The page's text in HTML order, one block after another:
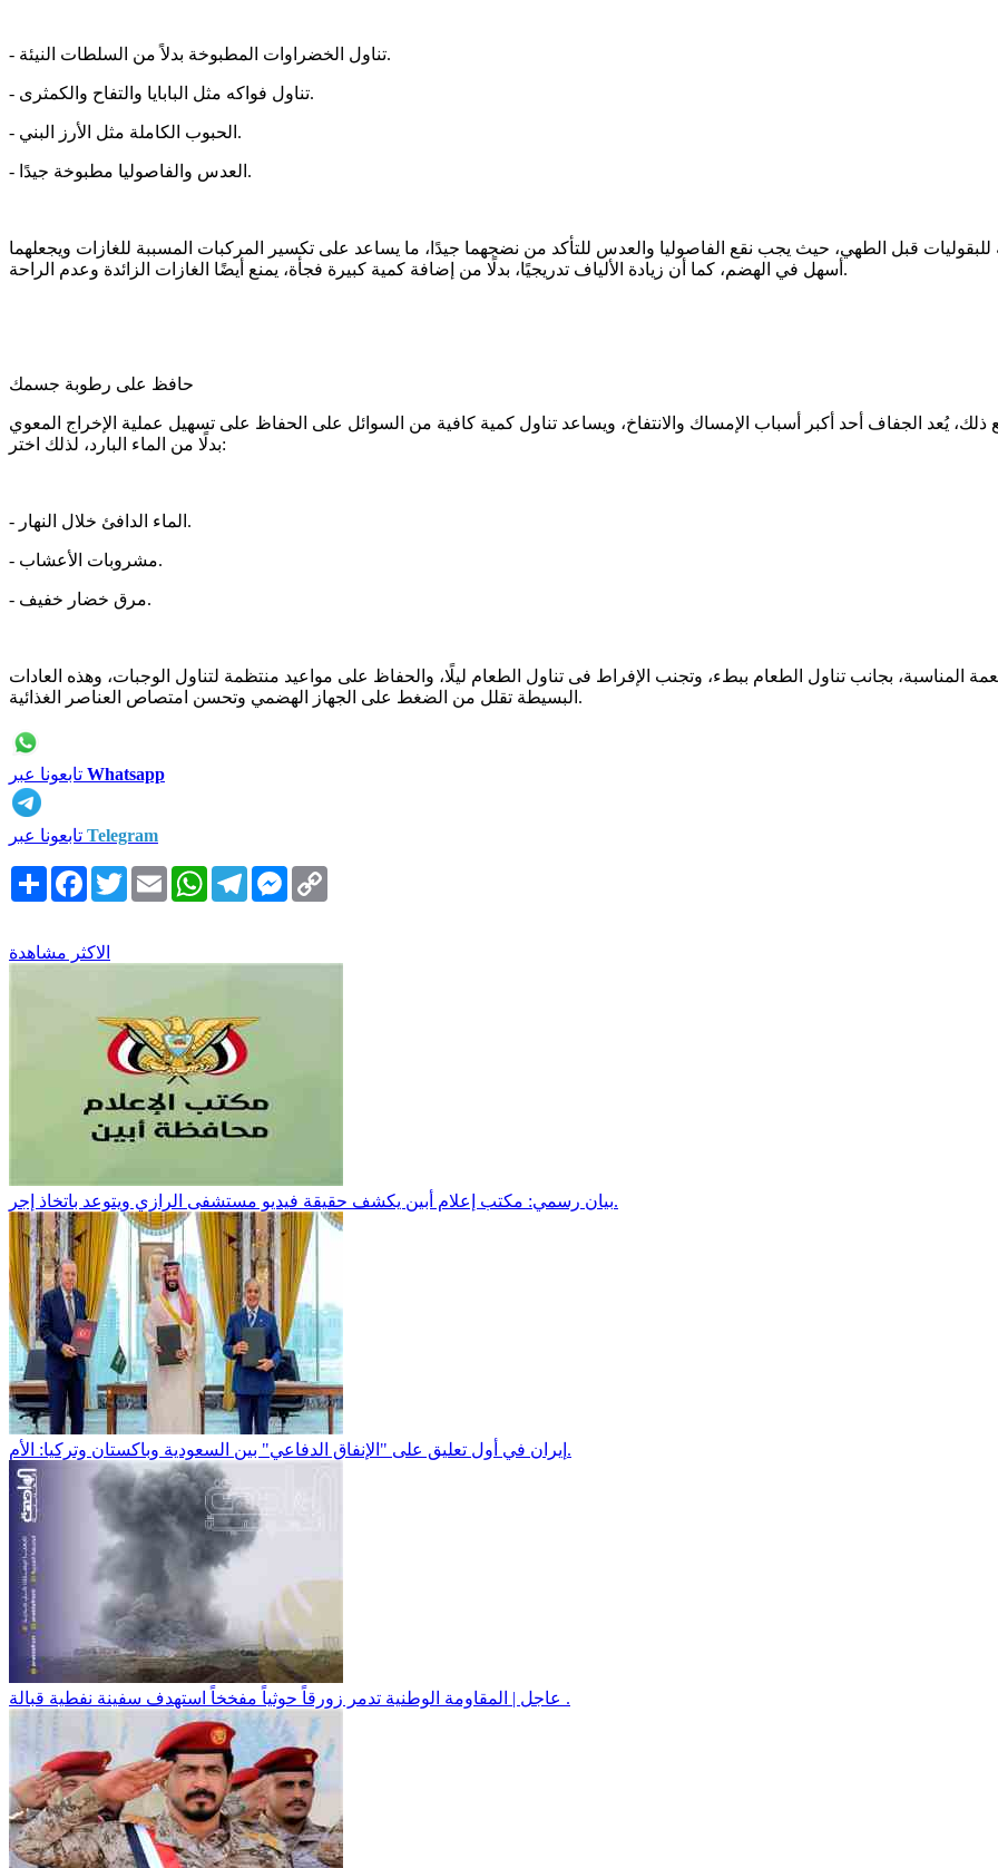
- تناول الخضراوات المطبوخة بدلاً من السلطات النيئة.
- تناول فواكه مثل البابايا والتفاح والكمثرى.
- الحبوب الكاملة مثل الأرز البني.
- العدس والفاصوليا مطبوخة جيدًا.
قبل الطهي، حيث يجب نقع الفاصوليا والعدس للتأكد من نضجهما جيدًا، ما يساعد على تكسير المركبات المسببة للغازات ويجعلهما
أسهل في الهضم، كما أن زيادة الألياف تدريجيًا، بدلًا من إضافة كمية كبيرة فجأة، يمنع أيضًا الغازات الزائدة وعدم الراحة.
حافظ على رطوبة جسمك
يُعد الجفاف أحد أكبر أسباب الإمساك والانتفاخ، ويساعد تناول كمية كافية من السوائل على الحفاظ على تسهيل عملية الإخراج المعوي
بدلًا من الماء البارد، لذلك اختر:
- الماء الدافئ خلال النهار.
- مشروبات الأعشاب.
- مرق خضار خفيف.
المناسبة، بجانب تناول الطعام ببطء، وتجنب الإفراط فى تناول الطعام ليلًا، والحفاظ على مواعيد منتظمة لتناول الوجبات، وهذه العادات
البسيطة تقلل من الضغط على الجهاز الهضمي وتحسن امتصاص العناصر الغذائية.
Whatsapp
Telegram
انشر Facebook
TwitterEmail WhatsAppTelegramMessenger
الاكثر مشاهدة
بيان رسمي: مكتب إعلام أبين يكشف حقيقة فيديو مستشفى الرازي ويتوعد باتخاذ إجر.
إيران في أول تعليق على "الإنفاق الدفاعي" بين السعودية وباكستان وتركيا: الأم.
عاجل | المقاومة الوطنية تدمر زورقاً حوثياً مفخخاً استهدف سفينة نفطية قبالة .